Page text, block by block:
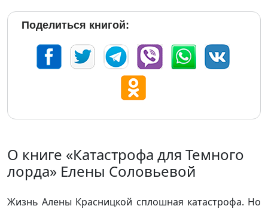
Поделиться книгой:
О книге «Катастрофа для Темного
лорда» Елены Соловьевой
Жизнь Алены Красницкой сплошная катастрофа. Но